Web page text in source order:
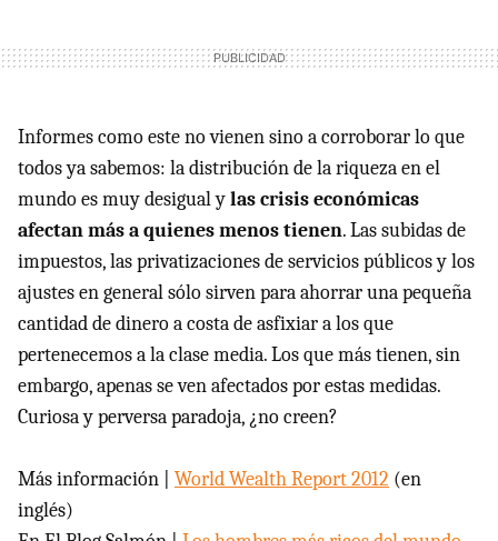
Informes como este no vienen sino a corroborar lo que
todos ya sabemos: la distribución de la riqueza en el
mundo es muy desigual ylas crisis económicas
afectan más a quienes menos tienen. Las subidas de
impuestos, las privatizaciones de servicios públicos y los
ajustes en general sólo sirven para ahorrar una pequeña
cantidad de dinero a costa de asfixiar a los que
pertenecemos a la clase media. Los que más tienen, sin
embargo, apenas se ven afectados por estas medidas.
Curiosa y perversa paradoja, ¿no creen?
Más información | World Wealth Report 2012 (en
inglés)